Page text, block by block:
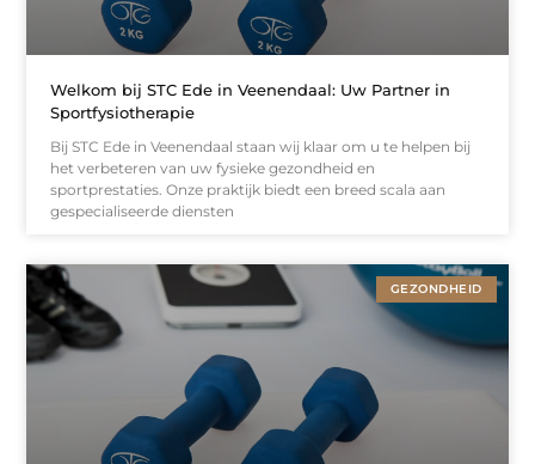
Welkom bij STC Ede in Veenendaal: Uw Partner in
Sportfysiotherapie
Bij STC Ede in Veenendaal staan wij klaar om u te helpen bij
het verbeteren van uw fysieke gezondheid en
sportprestaties. Onze praktijk biedt een breed scala aan
gespecialiseerde diensten
GEZONDHEID